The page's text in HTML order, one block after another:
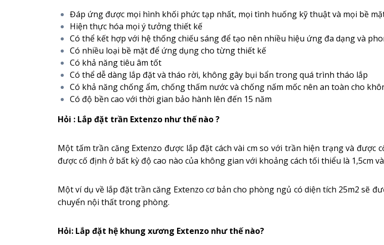
Đáp ứng được mọi hình khối phức tạp nhất, mọi tình huống kỹ thuật và mọi bề
Hiện thực hóa mọi ý tưởng thiết kế
Có thể kết hợp với hệ thống chiếu sáng để tạo nên nhiều hiệu ứng đa dạng và
Có nhiều loại bề mặt để ứng dụng cho từng thiết kế
Có khả năng tiêu âm tốt
Có thể dễ dàng lắp đặt và tháo rời, không gây bụi bẩn trong quá trình tháo lắp
Có khả năng chống ẩm, chống thấm nước và chống nấm mốc nên an toàn cho
Có độ bền cao với thời gian bảo hành lên đến 15 năm
Hỏi : Lắp đặt trần Extenzo như thế nào ?
Một tấm trần căng Extenzo được lắp đặt cách vài cm so với trần hiện trạng và được
được cố định ở bất kỳ độ cao nào của không gian với khoảng cách tối thiểu là 1,5cm
Một ví dụ về lắp đặt trần căng Extenzo cơ bản cho phòng ngủ có diện tích 25m2 sẽ
chuyển nội thất trong phòng.
Hỏi: Lắp đặt hệ khung xương Extenzo như thế nào?